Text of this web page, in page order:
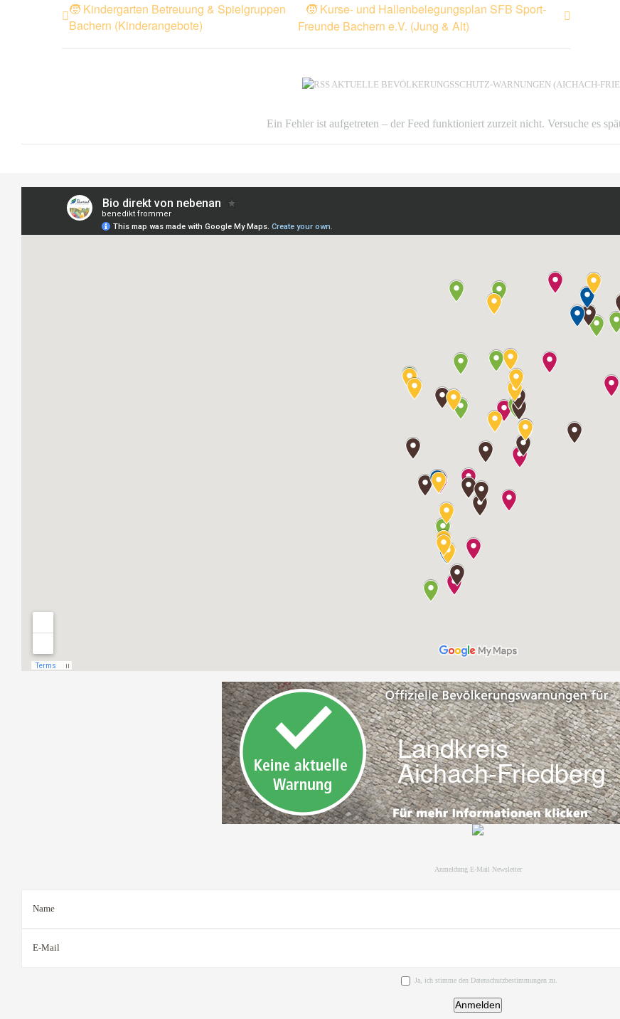
🧒 Kindergarten Betreuung & Spielgruppen
Bachern (Kinderangebote)
🧒 Kurse- und Hallenbelegungsplan SFB Sport-
Freunde Bachern e.V. (Jung & Alt)
AKTUELLE BEVÖLKERUNGSSCHUTZ-WARNUNGEN (AICHACH-
Ein Fehler ist aufgetreten – der Feed funktioniert zurzeit nicht. Versuche es
Anmeldung E-Mail Newsletter
Ja, ich stimme den Datenschutzbestimmungen zu.
Anmelden